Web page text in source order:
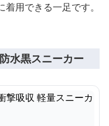
用できる一足です。
水黒スニーカー